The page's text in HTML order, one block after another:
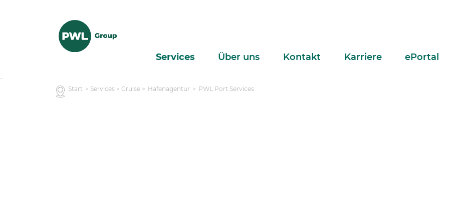
Services Über uns Kontakt Karriere ePortal
Start > Services > Cruise > Hafenagentur > PWL Port Services